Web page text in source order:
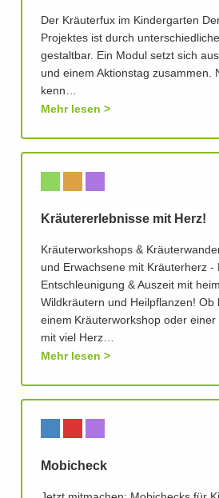
Der Kräuterfux im Kindergarten
Projektes ist durch
gestaltbar. Ein Modul setzt sich
und einem Aktionstag zusammen.
kenn…
Mehr lesen
Kräutererlebnisse mit Herz!
Kräuterworkshops &
und Erwachsene mit Kräuterherz -
Entschleunigung & Auszeit mit
Wildkräutern und Heilpflanzen! Ob
einem Kräuterworkshop oder
mit viel Herz…
Mehr lesen
Mobicheck